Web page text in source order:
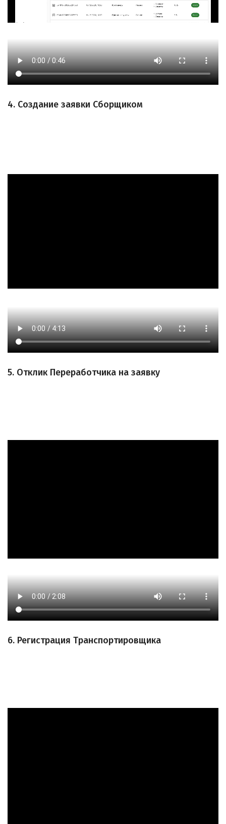
4. Создание заявки Сборщиком
5. Отклик Переработчика на заявку
6. Регистрация Транспортировщика